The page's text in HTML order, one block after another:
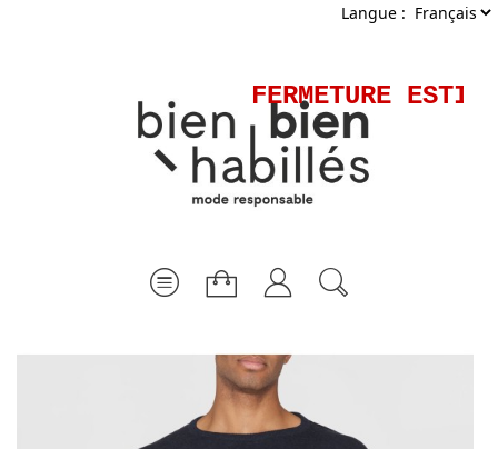
Langue :
FERMETURE